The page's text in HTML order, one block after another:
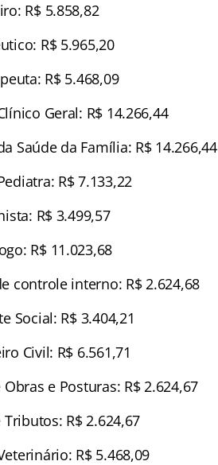
R$ 5.858,82
R$ 5.965,20
R$ 5.468,09
Geral: R$ 14.266,44
Saúde da Família: R$ 14.266,44
R$ 7.133,22
R$ 3.499,57
R$ 11.023,68
controle interno: R$ 2.624,68
Social: R$ 3.404,21
Civil: R$ 6.561,71
Obras e Posturas: R$ 2.624,67
Tributos: R$ 2.624,67
R$ 5.468,09